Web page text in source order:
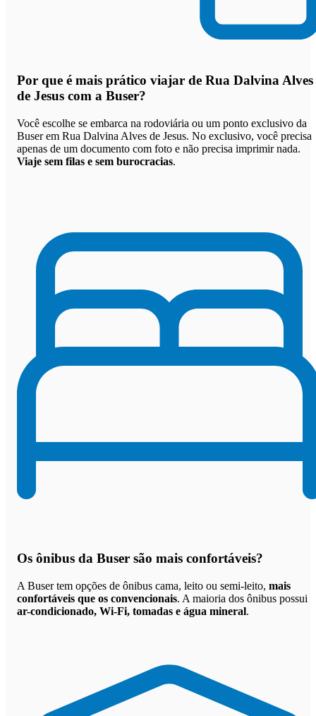
Por que é mais prático viajar de Rua Dalvina Alves
de Jesus com a Buser?
Você escolhe se embarca na rodoviária ou um ponto exclusivo da
Buser em Rua Dalvina Alves de Jesus. No exclusivo, você precisa
apenas de um documento com foto e não precisa imprimir nada.
Viaje sem filas e sem burocracias.
Os ônibus da Buser são mais confortáveis?
A Buser tem opções de ônibus cama, leito ou semi-leito, mais
confortáveis que os convencionais. A maioria dos ônibus possui
ar-condicionado, Wi-Fi, tomadas e água mineral.